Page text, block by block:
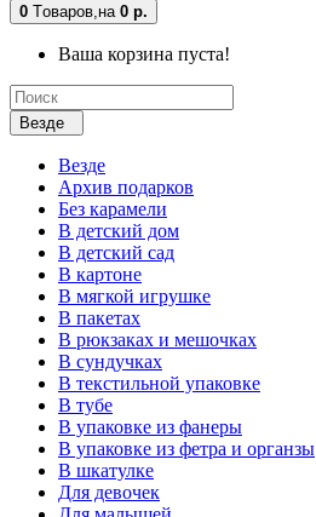
0 Tоваров, на 0 р.
Ваша корзина пуста!
Везде
Везде
Архив подарков
Без карамели
В детский дом
В детский сад
В картоне
В мягкой игрушке
В пакетах
В рюкзаках и мешочках
В сундучках
В текстильной упаковке
В тубе
В упаковке из фанеры
В упаковке из фетра и органзы
В шкатулке
Для девочек